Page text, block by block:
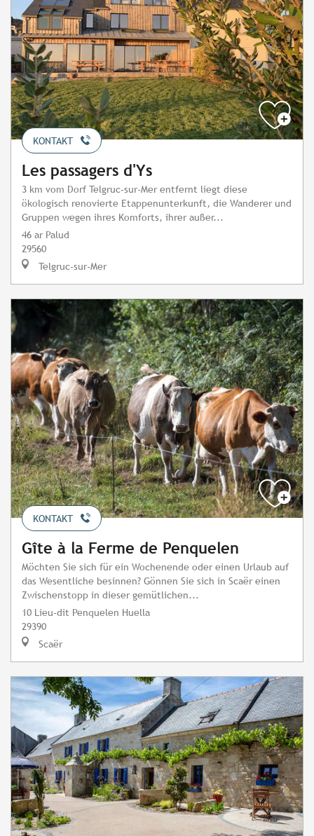
KONTAKT
Les passagers d'Ys
3 km vom Dorf Telgruc-sur-Mer entfernt liegt diese
ökologisch renovierte Etappenunterkunft, die Wanderer und
Gruppen wegen ihres Komforts, ihrer außer...
46 ar Palud
29560
Telgruc-sur-Mer
KONTAKT
Gîte à la Ferme de Penquelen
Möchten Sie sich für ein Wochenende oder einen Urlaub auf
das Wesentliche besinnen? Gönnen Sie sich in Scaër einen
Zwischenstopp in dieser gemütlichen...
10 Lieu-dit Penquelen Huella
29390
Scaër